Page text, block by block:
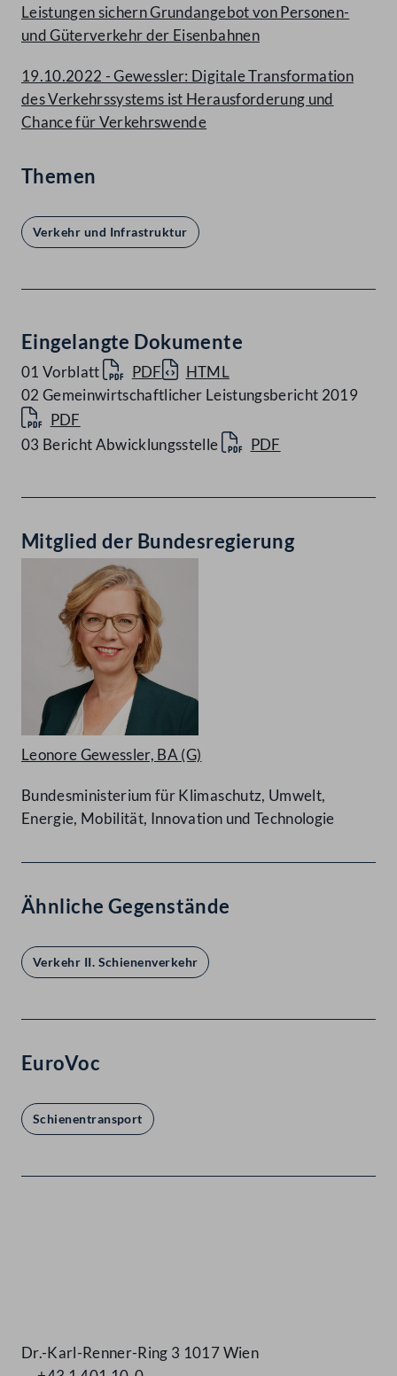
Leistungen sichern Grundangebot von Personen-
und Güterverkehr der Eisenbahnen
19.10.2022 - Gewessler: Digitale Transformation
des Verkehrssystems ist Herausforderung und
Chance für Verkehrswende
Themen
Verkehr und Infrastruktur
Eingelangte Dokumente
01 Vorblatt PDF
HTML
02 Gemeinwirtschaftlicher Leistungsbericht 2019
PDF
03 Bericht Abwicklungsstelle
PDF
Mitglied der Bundesregierung
Leonore Gewessler, BA (G)
Bundesministerium für Klimaschutz, Umwelt,
Energie, Mobilität, Innovation und Technologie
Ähnliche Gegenstände
Verkehr II. Schienenverkehr
EuroVoc
Schienentransport
Dr.-Karl-Renner-Ring 3 1017 Wien